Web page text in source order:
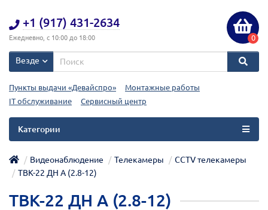
+1 (917) 431-2634
Ежедневно, с 10:00 до 18:00 0
Везде
Пункты выдачи «Девайспро»
Монтажные работы
IT обслуживание
Сервисный центр
Категории
Видеонаблюдение Телекамеры
CCTV телекамеры
ТВК-22 ДН А (2.8-12)
ТВК-22 ДН А (2.8-12)